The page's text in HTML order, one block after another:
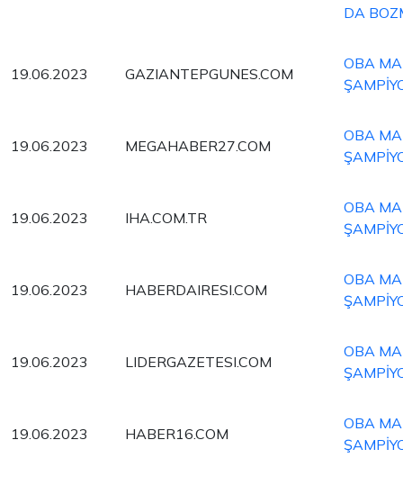
DA
19.06.2023 GAZIANTEPGUNES.COM
OBA
19.06.2023 MEGAHABER27.COM
OBA
19.06.2023 IHA.COM.TR
OBA
19.06.2023 HABERDAIRESI.COM
OBA
19.06.2023 LIDERGAZETESI.COM
OBA
19.06.2023 HABER16.COM
OBA